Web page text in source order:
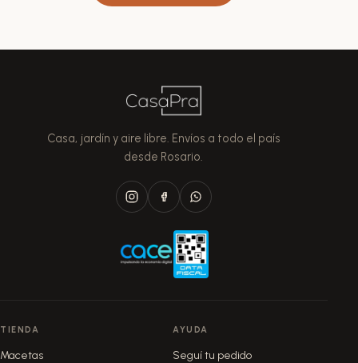
Casa, jardín y aire libre. Envíos a todo el país
desde Rosario.
TIENDA
Macetas
AYUDA
Seguí tu pedido